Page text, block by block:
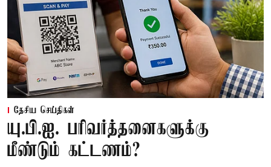
தேசிய செய்திகள்
யு.பி.ஐ. பரிவர்த்தனைகளுக்கு
மீண்டும் கட்டணம்?